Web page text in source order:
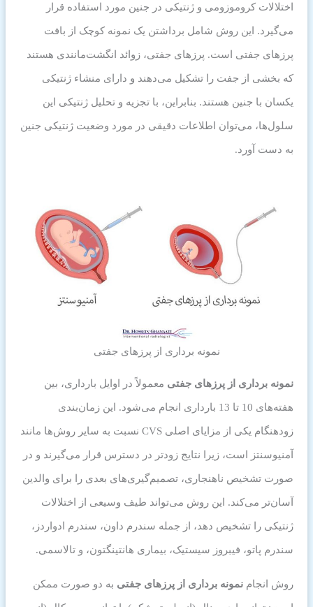
اختلالات کروموزومی و ژنتیکی در جنین مورد استفاده قرار
می‌گیرد. این روش شامل برداشتن یک نمونه کوچک از بافت
پرزهای جفتی است. پرزهای جفتی، زوائد انگشت‌مانندی هستند
که بخشی از جفت را تشکیل می‌دهند و دارای منشاء ژنتیکی
یکسان با جنین هستند. بنابراین، با تجزیه و تحلیل ژنتیکی این
سلول‌ها، می‌توان اطلاعات دقیقی در مورد وضعیت ژنتیکی جنین
به دست آورد.
نمونه برداری از پرزهای جفتی
نمونه برداری از پرزهای جفتی معمولاً در اوایل بارداری، بین
هفته‌های 10 تا 13 بارداری انجام می‌شود. این زمان‌بندی
زودهنگام یکی از مزایای اصلی CVS نسبت به سایر روش‌ها مانند
آمنیوسنتز است، زیرا نتایج زودتر در دسترس قرار می‌گیرند و در
صورت تشخیص ناهنجاری، تصمیم‌گیری‌های بعدی را برای والدین
آسان‌تر می‌کند. این روش می‌تواند طیف وسیعی از اختلالات
ژنتیکی را تشخیص دهد، از جمله سندرم داون، سندرم ادواردز،
سندرم پاتو، فیبروز سیستیک، بیماری هانتینگتون، و تالاسمی.
روش انجامنمونه برداری از پرزهای جفتی به دو صورت ممکن